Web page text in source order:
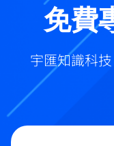
免費
宇匯知識科